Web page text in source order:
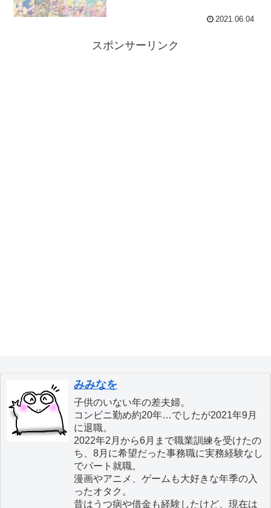
2021.06.04
スポンサーリンク
みみなを
子供のいない年の差夫婦。
コンビニ勤め約20年…でしたが2021年9月
に退職。
2022年2月から6月まで職業訓練を受けたの
ち、8月に希望だった事務職に実務経験なし
でパート就職。
漫画やアニメ、ゲームも大好きな年季の入
ったオタク。
昔はうつ病や借金も経験したけど、現在は